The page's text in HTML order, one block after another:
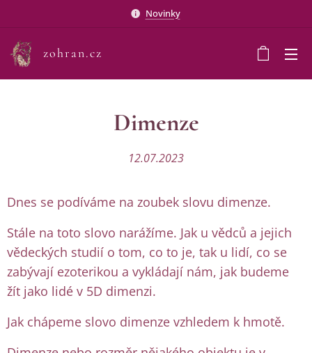
Novinky
zohran.cz
Dimenze
12.07.2023
Dnes se podíváme na zoubek slovu dimenze.
Stále na toto slovo narážíme. Jak u vědců a jejich
vědeckých studií o tom, co to je, tak u lidí, co se
zabývají ezoterikou a vykládají nám, jak budeme
žít jako lidé v 5D dimenzi.
Jak chápeme slovo dimenze vzhledem k hmotě.